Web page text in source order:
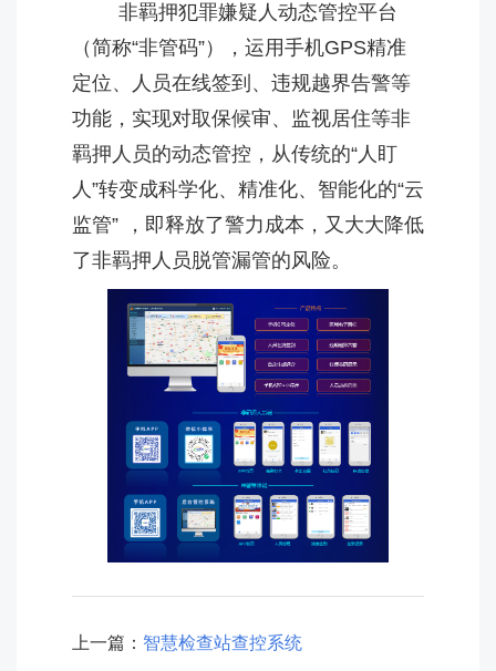
非羁押犯罪嫌疑人动态管控平台
（简称“非管码”），运用手机GPS精准
定位、人员在线签到、违规越界告警等
功能，实现对取保候审、监视居住等非
羁押人员的动态管控，从传统的“人盯
人”转变成科学化、精准化、智能化的“云
监管” ，即释放了警力成本，又大大降低
了非羁押人员脱管漏管的风险。
上一篇： 智慧检查站查控系统